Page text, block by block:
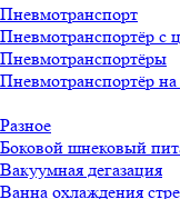
Пневмотранспорт
Пневмотранспортёр с
Пневмотранспортёры
Пневмотранспортёр
Разное
Боковой шнековый
Вакуумная дегазация
Ванна охлаждения